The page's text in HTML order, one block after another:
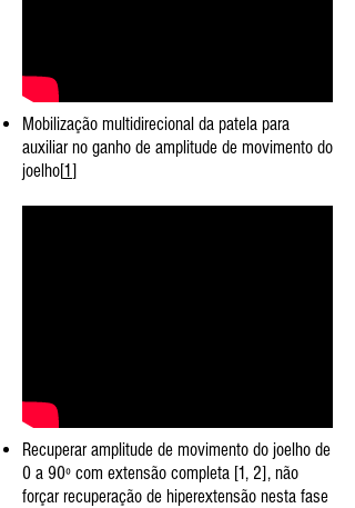
Mobilização multidirecional da patela para
auxiliar no ganho de amplitude de movimento do
joelho[1]
Recuperar amplitude de movimento do joelho de
0 a 90º com extensão completa [1, 2], não
forçar recuperação de hiperextensão nesta fase